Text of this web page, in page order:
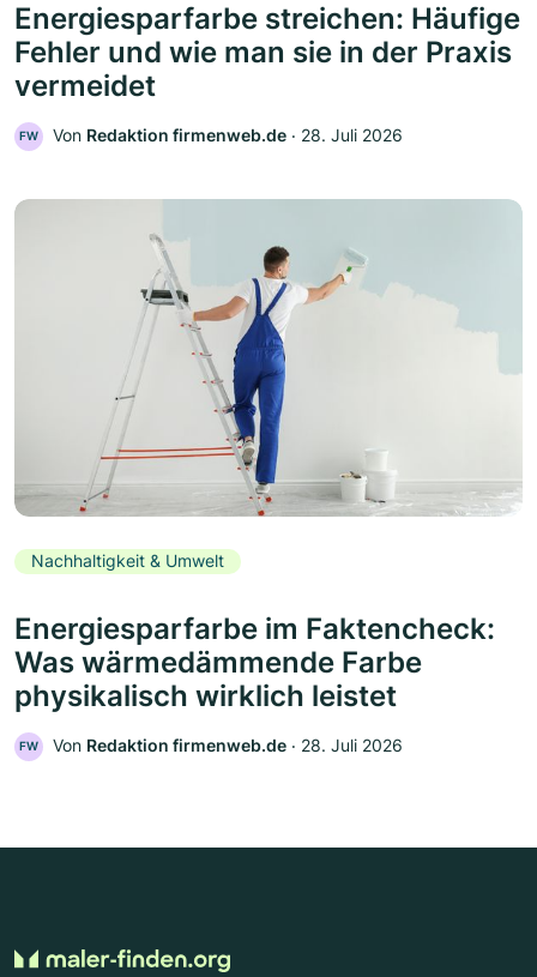
Energiesparfarbe streichen: Häufige
Fehler und wie man sie in der Praxis
vermeidet
FW Von Redaktion firmenweb.de ‧ 28. Juli 2026
Nachhaltigkeit & Umwelt
Energiesparfarbe im Faktencheck:
Was wärmedämmende Farbe
physikalisch wirklich leistet
FW Von Redaktion firmenweb.de ‧ 28. Juli 2026